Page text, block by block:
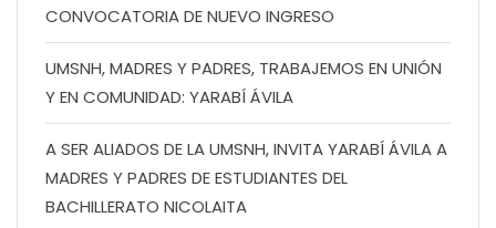
CONVOCATORIA DE NUEVO INGRESO
UMSNH, MADRES Y PADRES, TRABAJEMOS EN UNIÓN
Y EN COMUNIDAD: YARABÍ ÁVILA
A SER ALIADOS DE LA UMSNH, INVITA YARABÍ ÁVILA A
MADRES Y PADRES DE ESTUDIANTES DEL
BACHILLERATO NICOLAITA